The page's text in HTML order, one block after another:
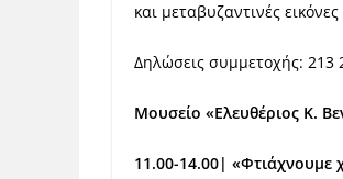
και μεταβυζαντινές
Δηλώσεις συμμετοχής: 213
Μουσείο «Ελευθέριος Κ.
11.00-14.00| «Φτιάχνουμε